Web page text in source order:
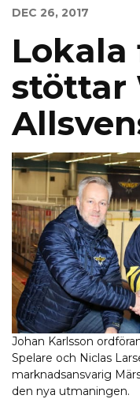
DEC 26, 2017
Lokala
stöttar
Johan Karlsson
Spelare och Niclas
marknadsansvarig
den nya utmaningen.